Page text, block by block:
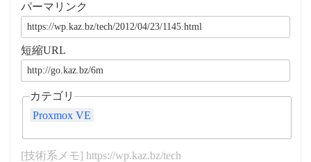
パーマリンク
短縮URL
カテゴリ
Proxmox VE
[技術系メモ] https://wp.kaz.bz/tech